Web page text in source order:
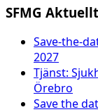
SFMG Aktuellt
Save-the-
2027
Tjänst:
Örebro
Save the